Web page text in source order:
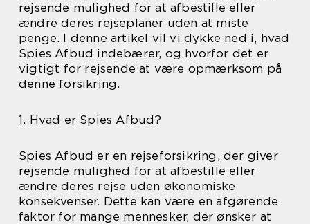
rejsende mulighed for at afbestille eller
ændre deres rejseplaner uden at miste
penge. I denne artikel vil vi dykke ned i, hvad
Spies Afbud indebærer, og hvorfor det er
vigtigt for rejsende at være opmærksom på
denne forsikring.
1. Hvad er Spies Afbud?
Spies Afbud er en rejseforsikring, der giver
rejsende mulighed for at afbestille eller
ændre deres rejse uden økonomiske
konsekvenser. Dette kan være en afgørende
faktor for mange mennesker, der ønsker at